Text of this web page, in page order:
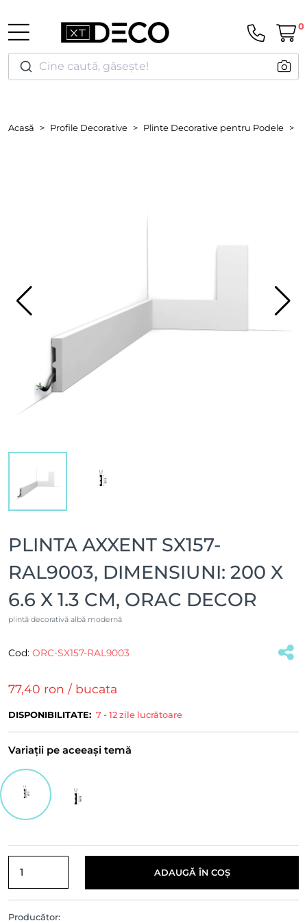
Cine caută, găsește!
0
Acasă Profile Decorative Plinte Decorative pentru Podele
PLINTA AXXENT SX157-
RAL9003, DIMENSIUNI: 200 X
6.6 X 1.3 CM, ORAC DECOR
plintă decorativă albă modernă
Cod: ORC-SX157-RAL9003
77,40 ron / bucata
DISPONIBILITATE: 7 - 12 zile lucrătoare
Variații pe aceeași temă
ADAUGĂ ÎN COȘ
Producător: